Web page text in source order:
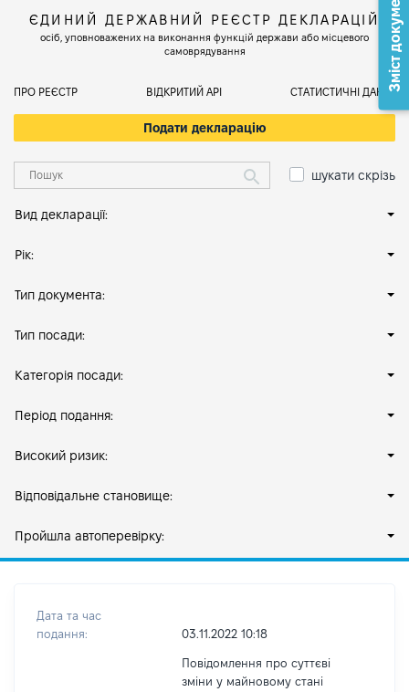
ЄДИНИЙ ДЕРЖАВНИЙ РЕЄСТР ДЕКЛАРАЦІЙ
осіб, уповноважених на виконання функцій держави або місцевого
самоврядування
ПРО РЕЄСТР ВІДКРИТИЙ АРІ СТАТИСТИЧНІ ДАНІ
Подати декларацію
шукати скрізь
Вид декларації:
Рік:
Тип документа:
Тип посади:
Категорія посади:
Період подання:
Високий ризик:
Відповідальне становище:
Пройшла автоперевірку:
Дата та час
подання:
03.11.2022 10:18
Повідомлення про суттєві
зміни у майновому стані
Зміст документа